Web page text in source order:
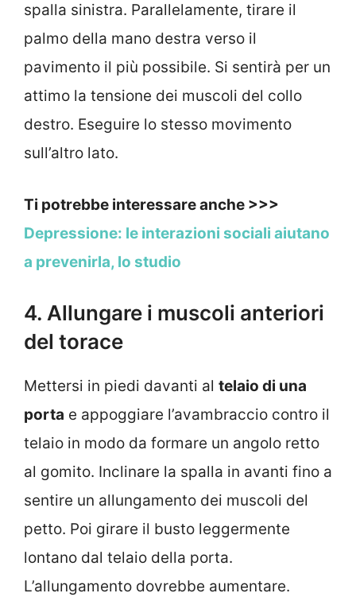
spalla sinistra. Parallelamente, tirare il
palmo della mano destra verso il
pavimento il più possibile. Si sentirà per un
attimo la tensione dei muscoli del collo
destro. Eseguire lo stesso movimento
sull’altro lato.
Ti potrebbe interessare anche >>>
Depressione: le interazioni sociali aiutano
a prevenirla, lo studio
4. Allungare i muscoli anteriori
del torace
Mettersi in piedi davanti al telaio di una
porta e appoggiare l’avambraccio contro il
telaio in modo da formare un angolo retto
al gomito. Inclinare la spalla in avanti fino a
sentire un allungamento dei muscoli del
petto. Poi girare il busto leggermente
lontano dal telaio della porta.
L’allungamento dovrebbe aumentare.